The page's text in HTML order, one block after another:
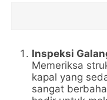
Inspeksi
Memeriksa
kapal yang
sangat